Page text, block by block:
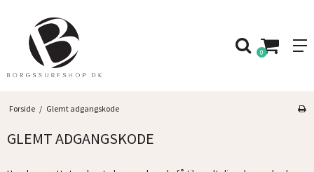
0
Forside / Glemt adgangskode
GLEMT ADGANGSKODE